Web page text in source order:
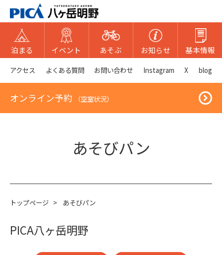
泊まる イベント あそぶ お知らせ 基本情報
アクセス よくある質問 お問い合わせ Instagram X blog
オンライン予約 （空室状況）
あそびパン
トップページ > あそびパン
PICA八ヶ岳明野